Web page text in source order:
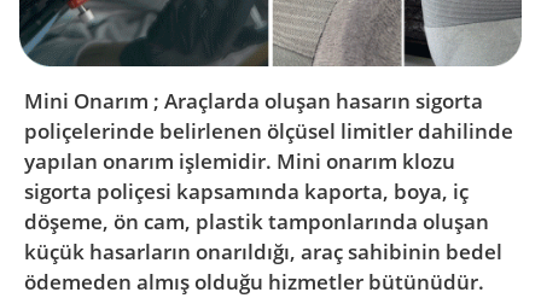
Mini Onarım ; Araçlarda oluşan hasarın sigorta
poliçelerinde belirlenen ölçüsel limitler dahilinde
yapılan onarım işlemidir. Mini onarım klozu
sigorta poliçesi kapsamında kaporta, boya, iç
döşeme, ön cam, plastik tamponlarında oluşan
küçük hasarların onarıldığı, araç sahibinin bedel
ödemeden almış olduğu hizmetler bütünüdür.